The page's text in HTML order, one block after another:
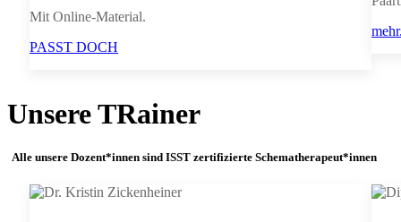
Mit Online-Material.
PASST DOCH
Unsere TRainer
Alle unsere Dozent*innen sind ISST zertifizierte Schematherapeut*innen